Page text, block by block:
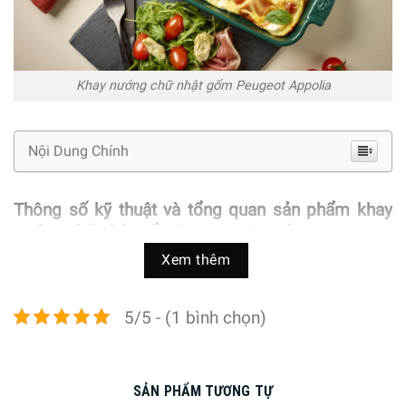
Khay nướng chữ nhật gốm Peugeot Appolia
Nội Dung Chính
Thông số kỹ thuật và tổng quan sản phẩm khay
nướng chữ nhật gốm Peugeot Appolia
Slate), 61142 (Đỏ Red), 61135 (Trắng Ecru), 61807 (Đen
Xem thêm
5/5 - (1 bình chọn)
SẢN PHẨM TƯƠNG TỰ